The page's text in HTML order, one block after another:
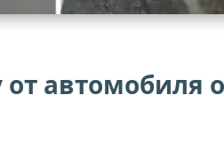
автомобиля